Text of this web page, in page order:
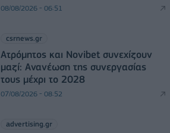
08/08/2026 - 06:51
csrnews.gr
Ατρόμητος και Novibet συνεχίζουν
μαζί: Ανανέωση της συνεργασίας
τους μέχρι το 2028
07/08/2026 - 08:52
advertising.gr